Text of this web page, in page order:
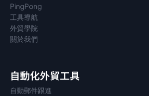
PingPong
工具導航
外貿學院
關於我們
自動化外貿工具
自動郵件跟進